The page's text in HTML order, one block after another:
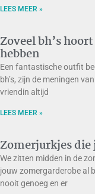
LEES MEER »
Zoveel bh’s
hebben
Een fantastische outfit
bh’s, zijn de meningen
vriendin altijd
LEES MEER »
Zomerjurkjes die
We zitten midden in de
jouw zomergarderobe al
nooit genoeg en er